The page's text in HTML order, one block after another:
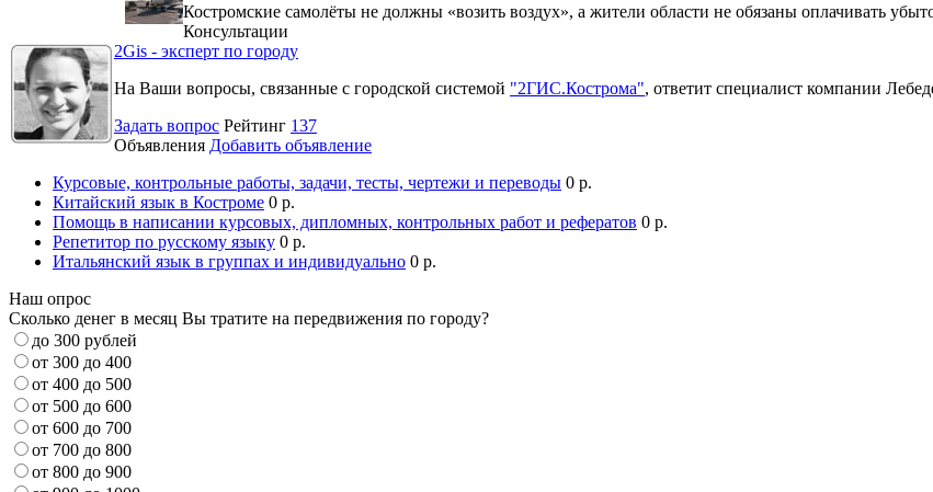
Костромские самолёты не должны «возить воздух», а жители области не обязаны оплачивать
Консультации
2Gis - эксперт по городу
На Ваши вопросы, связанные с городской системой "2ГИС.Кострома", ответит специалист компании
Задать вопрос Рейтинг 137
Объявления Добавить объявление
Курсовые, контрольные работы, задачи, тесты, чертежи и переводы 0 р.
Китайский язык в Костроме 0 р.
Помощь в написании курсовых, дипломных, контрольных работ и рефератов 0 р.
Репетитор по русскому языку 0 р.
Итальянский язык в группах и индивидуально 0 р.
Наш опрос
Сколько денег в месяц Вы тратите на передвижения по городу?
до 300 рублей
от 300 до 400
от 400 до 500
от 500 до 600
от 600 до 700
от 700 до 800
от 800 до 900